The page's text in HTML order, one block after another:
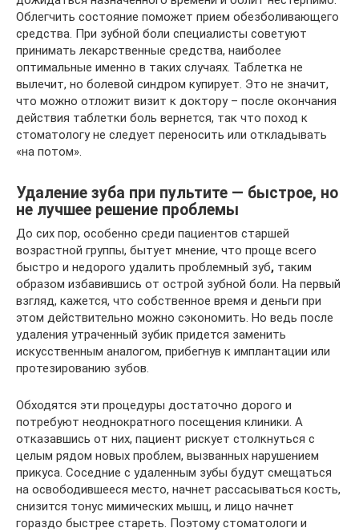
Облегчить состояние поможет прием обезболивающего
средства. При зубной боли специалисты советуют
принимать лекарственные средства, наиболее
оптимальные именно в таких случаях. Таблетка не
вылечит, но болевой синдром купирует. Это не значит,
что можно отложит визит к доктору – после окончания
действия таблетки боль вернется, так что поход к
стоматологу не следует переносить или откладывать
«на потом».
Удаление зуба при пультите — быстрое, но
не лучшее решение проблемы
До сих пор, особенно среди пациентов старшей
возрастной группы, бытует мнение, что проще всего
быстро и недорого удалить проблемный зуб, таким
образом избавившись от острой зубной боли. На первый
взгляд, кажется, что собственное время и деньги при
этом действительно можно сэкономить. Но ведь после
удаления утраченный зубик придется заменить
искусственным аналогом, прибегнув к имплантации или
протезированию зубов.
Обходятся эти процедуры достаточно дорого и
потребуют неоднократного посещения клиники. А
отказавшись от них, пациент рискует столкнуться с
целым рядом новых проблем, вызванных нарушением
прикуса. Соседние с удаленным зубы будут смещаться
на освободившееся место, начнет рассасываться кость,
снизится тонус мимических мышц, и лицо начнет
гораздо быстрее стареть. Поэтому стоматологи и